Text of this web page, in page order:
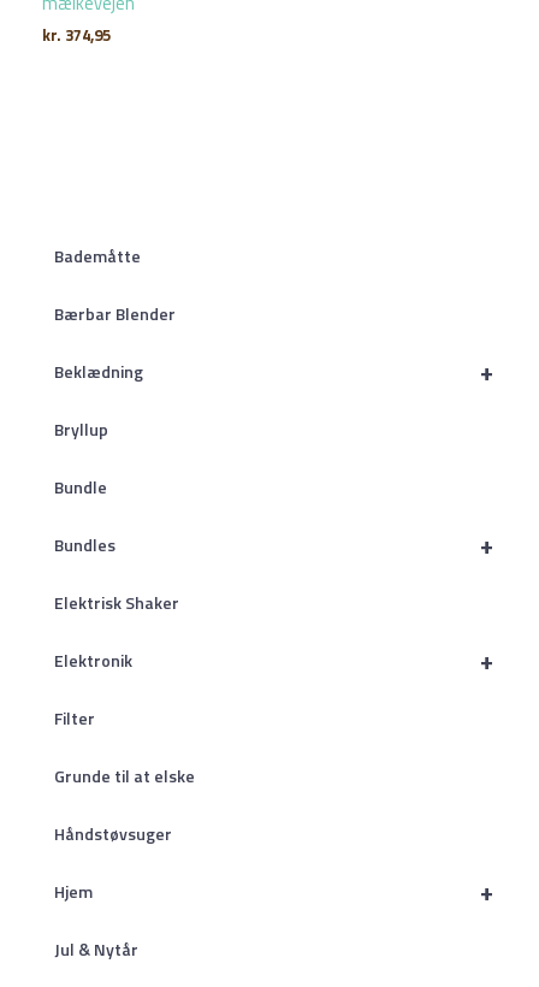
Bademåtte
Bærbar Blender
+
Beklædning
Bryllup
Bundle
+
Bundles
Elektrisk Shaker
+
Elektronik
Filter
Grunde til at elske
Håndstøvsuger
+
Hjem
Jul & Nytår
kr. 374,95